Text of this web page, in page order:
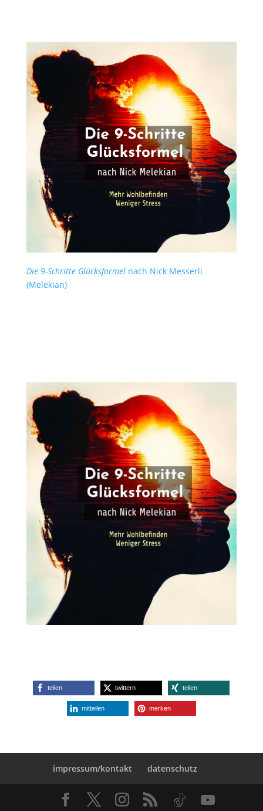
Die 9-Schritte Glücksformelnach Nick Messerli
(Melekian)
teilen twittern teilen
mitteilen merken
impressum/kontakt datenschutz